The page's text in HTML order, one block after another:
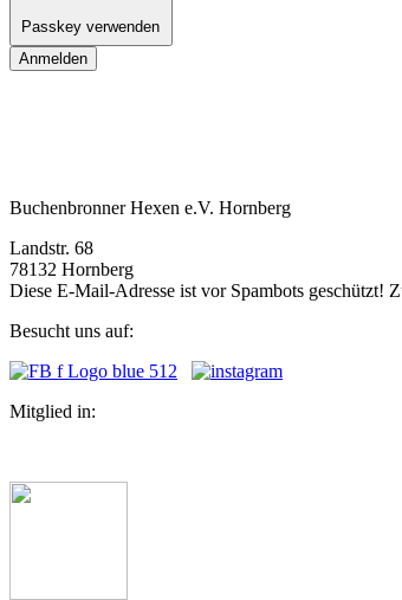
Passkey verwenden
Anmelden
Buchenbronner Hexen e.V. Hornberg
Landstr. 68
78132 Hornberg
Diese E-Mail-Adresse ist vor Spambots geschützt!
Besucht uns auf:
Mitglied in: